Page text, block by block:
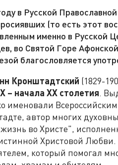
в Русской
(то есть этот
именно в Русской
во Святой Горе
благословляется
Кронштадтский (1829-
– начала XX столетия.
именовали
автор многих
во Христе",
Христовой
который помогал